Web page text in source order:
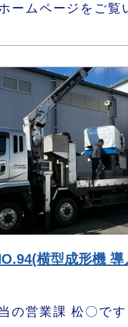
ームページをご覧
横型成形機 導
の営業課 松〇で